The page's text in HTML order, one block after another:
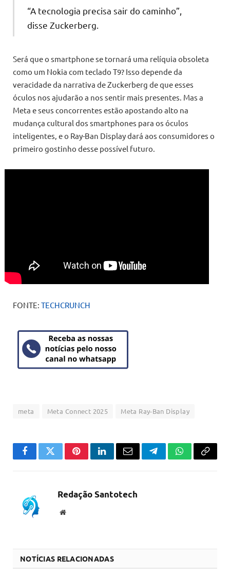
“A tecnologia precisa sair do caminho”,
disse Zuckerberg.
Será que o smartphone se tornará uma relíquia obsoleta
como um Nokia com teclado T9? Isso depende da
veracidade da narrativa de Zuckerberg de que esses
óculos nos ajudarão a nos sentir mais presentes. Mas a
Meta e seus concorrentes estão apostando alto na
mudança cultural dos smartphones para os óculos
inteligentes, e o Ray-Ban Display dará aos consumidores o
primeiro gostinho desse possível futuro.
FONTE: TECHCRUNCH
meta Meta Connect 2025 Meta Ray-Ban Display
FacebookTwitterPinterestLinkedInEmail TelegramWhatsApp
Copiar
Redação Santotech
Website
NOTÍCIAS RELACIONADAS